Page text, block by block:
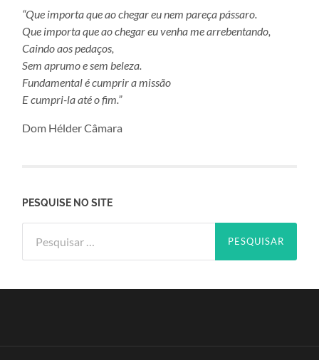
“Que importa que ao chegar eu nem pareça pássaro.
Que importa que ao chegar eu venha me arrebentando,
Caindo aos pedaços,
Sem aprumo e sem beleza.
Fundamental é cumprir a missão
E cumpri-la até o fim.”
Dom Hélder Câmara
PESQUISE NO SITE
por: